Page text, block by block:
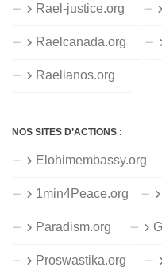
Rael-justice.org
Raelcanada.org
Raelianos.org
NOS SITES D’ACTIONS :
Elohimembassy.org
1min4Peace.org
Paradism.org
Proswastika.org